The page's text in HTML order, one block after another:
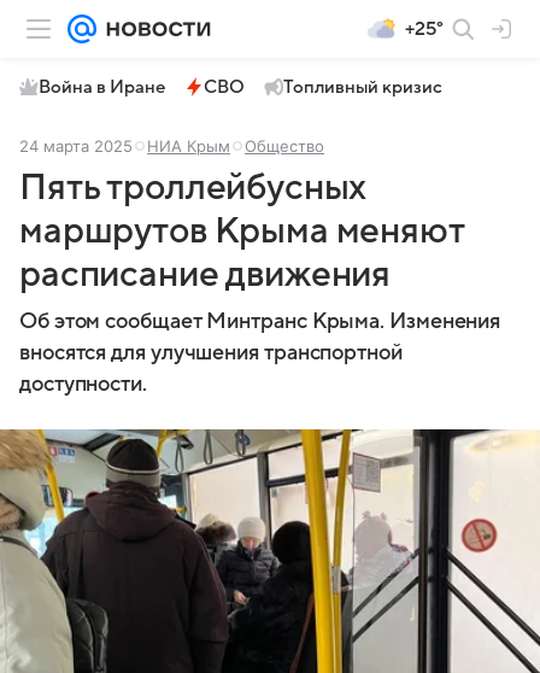
+25°
Война в Иране СВО Топливный кризис
24 марта 2025 НИА Крым Общество
Пять троллейбусных
маршрутов Крыма меняют
расписание движения
Об этом сообщает Минтранс Крыма. Изменения
вносятся для улучшения транспортной
доступности.